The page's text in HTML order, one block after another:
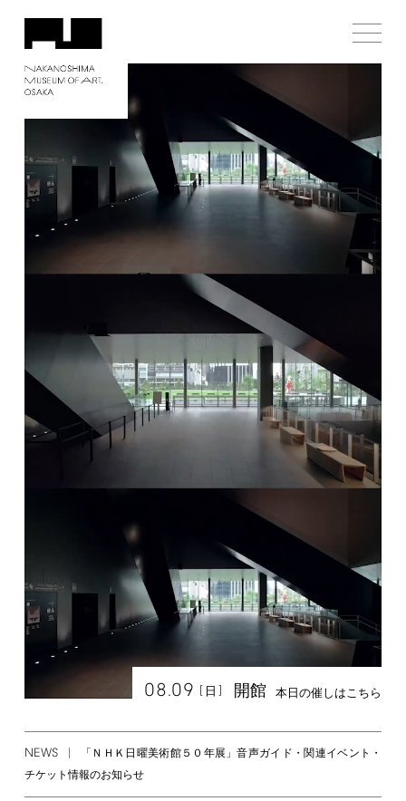
08.09 [ 日 ] 開館 本日の催しはこちら
NEWS
「ＮＨＫ日曜美術館５０年展」音声ガイド・関連イベント・
チケット情報のお知らせ